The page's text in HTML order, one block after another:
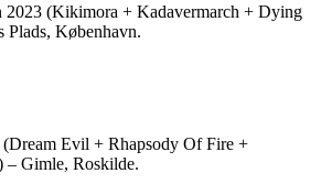
2023 (Kikimora + Kadavermarch + Dying
Plads, København.
(Dream Evil + Rhapsody Of Fire +
– Gimle, Roskilde.